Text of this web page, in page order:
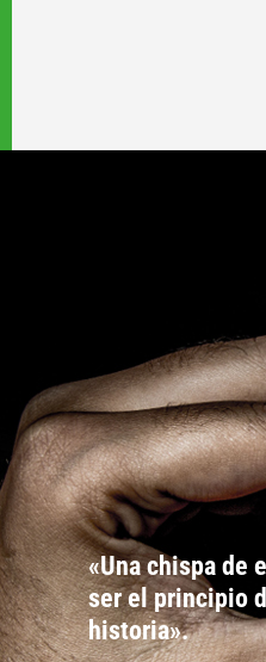
«Una chispa de
ser el principio
historia».